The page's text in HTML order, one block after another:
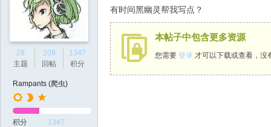
29
主题
209
回帖
1347
积分
Rampants (爬虫)
积分 1347
有时间黑幽灵帮我写点？
本帖子中包含更多资源
您需要 登录 才可以下载或查看，没